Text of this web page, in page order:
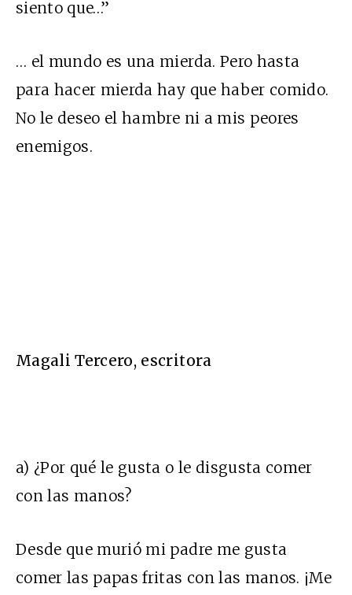
siento que…”
… el mundo es una mierda. Pero hasta
para hacer mierda hay que haber comido.
No le deseo el hambre ni a mis peores
enemigos.
Magali Tercero, escritora
a) ¿Por qué le gusta o le disgusta comer
con las manos?
Desde que murió mi padre me gusta
comer las papas fritas con las manos. ¡Me